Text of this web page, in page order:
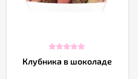
Клубника в шоколаде